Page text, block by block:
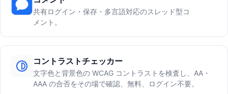
共有ログイン・保存・多言語対応のスレッド型コ
メント。
コントラストチェッカー
文字色と背景色の WCAG コントラストを検査し、AA・
AAA の合否をその場で確認、無料、ログイン不要。